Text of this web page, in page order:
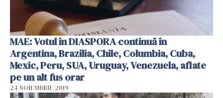
MAE: Votul în DIASPORA continuă în
Argentina, Brazilia, Chile, Columbia, Cuba,
Mexic, Peru, SUA, Uruguay, Venezuela, aflate
pe un alt fus orar
24 NOIEMBRIE 2019